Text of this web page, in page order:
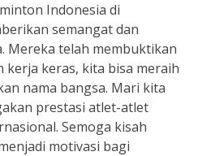
Indonesia di
semangat dan
Mereka telah membuktikan
kerja keras, kita bisa meraih
nama bangsa. Mari kita
prestasi atlet-atlet
Semoga kisah
motivasi bagi